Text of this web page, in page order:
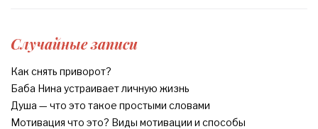
Случайные записи
Как снять приворот?
Баба Нина устраивает личную жизнь
Душа — что это такое простыми словами
Мотивация что это? Виды мотивации и способы